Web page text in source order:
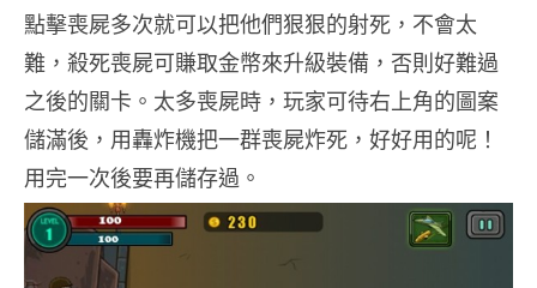
點擊喪屍多次就可以把他們狠狠的射死，不會太
難，殺死喪屍可賺取金幣來升級裝備，否則好難過
之後的關卡。太多喪屍時，玩家可待右上角的圖案
儲滿後，用轟炸機把一群喪屍炸死，好好用的呢！
用完一次後要再儲存過。